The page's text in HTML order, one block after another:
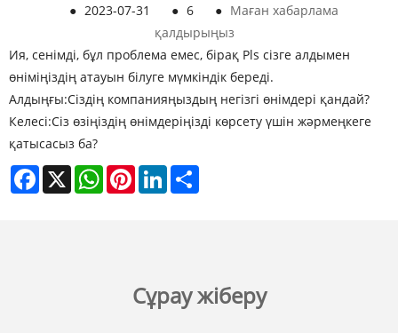
● 2023-07-31 ● 6 ● Маған хабарлама
қалдырыңыз
Ия, сенімді, бұл проблема емес, бірақ Pls сізге алдымен
өніміңіздің атауын білуге ​​мүмкіндік береді.
Алдыңғы:Сіздің компанияңыздың негізгі өнімдері қандай?
Келесі:Сіз өзіңіздің өнімдеріңізді көрсету үшін жәрмеңкеге
қатысасыз ба?
Facebook
X WhatsAppPinterestLinkedIn
Сұрау жіберу